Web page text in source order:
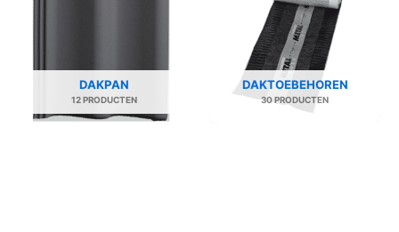
DAKPAN
12 PRODUCTEN
DAKTOEBEHOREN
30 PRODUCTEN